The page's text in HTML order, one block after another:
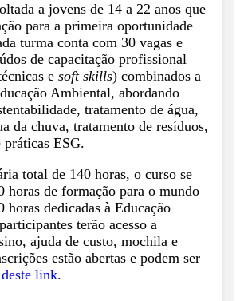
a jovens de 14 a 22 anos que
para a primeira oportunidade
turma conta com 30 vagas e
de capacitação profissional
e soft skills) combinados a
Ambiental, abordando
tratamento de água,
da chuva, tratamento de resíduos,
práticas ESG.
total de 140 horas, o curso se
horas de formação para o mundo
horas dedicadas à Educação
terão acesso a
ajuda de custo, mochila e
estão abertas e podem ser
deste link.